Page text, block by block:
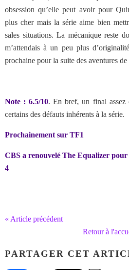
obsession qu’elle peut avoir pour
plus cher mais la série aime bien
sales situations. La mécanique reste
m’attendais à un peu plus
prochaine pour la suite des aventures
Note : 6.5/10. En bref, un final assez
certains des défauts inhérents à la série.
Prochainement sur TF1
CBS a renouvelé The Equalizer pour
4
« Article précédent
Retour à
PARTAGER CET